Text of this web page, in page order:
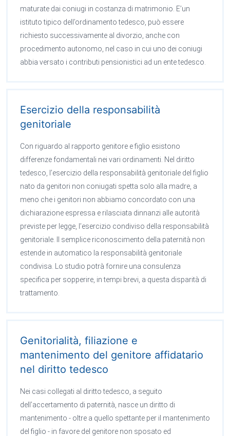
maturate dai coniugi in costanza di matrimonio. E’un
istituto tipico dell’ordinamento tedesco, può essere
richiesto successivamente al divorzio, anche con
procedimento autonomo, nel caso in cui uno dei coniugi
abbia versato i contributi pensionistici ad un ente tedesco.
Esercizio della responsabilità
genitoriale
Con riguardo al rapporto genitore e figlio esistono
differenze fondamentali nei vari ordinamenti. Nel diritto
tedesco, l’esercizio della responsabilità genitoriale del figlio
nato da genitori non coniugati spetta solo alla madre, a
meno che i genitori non abbiamo concordato con una
dichiarazione espressa e rilasciata dinnanzi alle autorità
previste per legge, l’esercizio condiviso della responsabilità
genitoriale. Il semplice riconoscimento della paternità non
estende in automatico la responsabilità genitoriale
condivisa. Lo studio potrà fornire una consulenza
specifica per sopperire, in tempi brevi, a questa disparità di
trattamento.
Genitorialità, filiazione e
mantenimento del genitore affidatario
nel diritto tedesco
Nei casi collegati al diritto tedesco, a seguito
dell’accertamento di paternità, nasce un diritto di
mantenimento - oltre a quello spettante per il mantenimento
del figlio - in favore del genitore non sposato ed